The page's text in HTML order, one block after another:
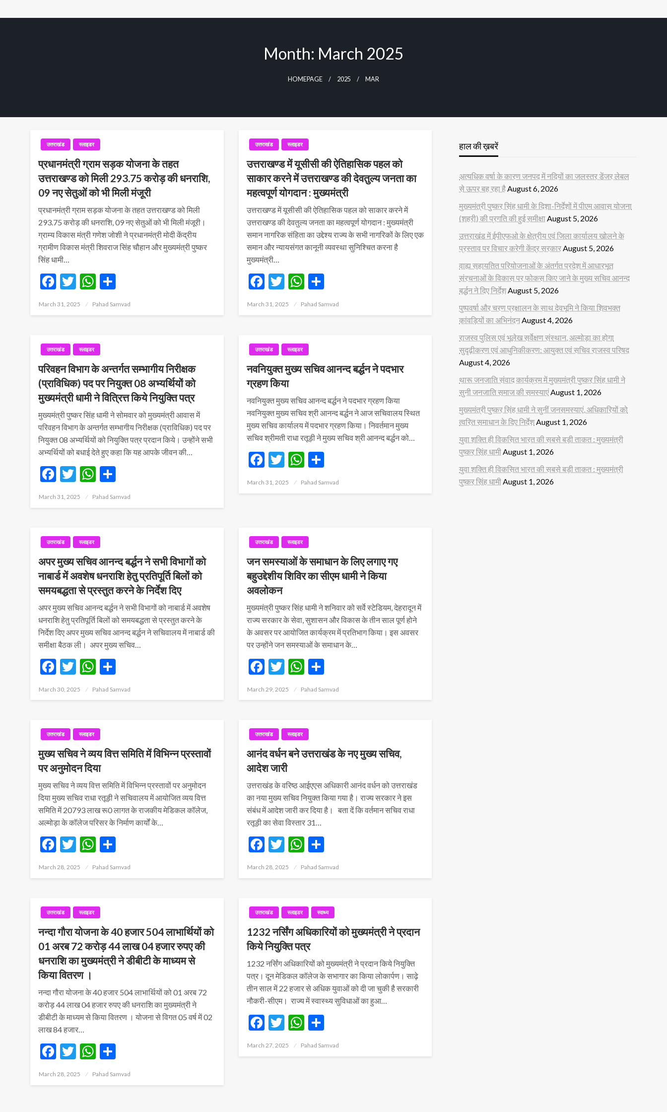
Month: March 2025
HOMEPAGE 2025 MAR
उत्तराखंड स्लाइडर
प्रधानमंत्री ग्राम सड़क योजना के तहत
उत्तराखण्ड को मिली 293.75 करोड़ की धनराशि,
09 नए सेतुओं को भी मिली मंजूरी
प्रधानमंत्री ग्राम सड़क योजना के तहत उत्तराखण्ड को मिली
293.75 करोड़ की धनराशि, 09 नए सेतुओं को भी मिली मंजूरी।
ग्राम्य विकास मंत्री गणेश जोशी ने प्रधानमंत्री मोदी केंद्रीय
ग्रामीण विकास मंत्री शिवराज सिंह चौहान और मुख्यमंत्री पुष्कर
सिंह धामी…
Facebook
TwitterWhatsApp
Posted
March 31, 2025 Pahad Samvad
उत्तराखंड स्लाइडर
उत्तराखण्ड में यूसीसी की ऐतिहासिक पहल को
साकार करने में उत्तराखण्ड की देवतुल्य जनता का
महत्वपूर्ण योगदान : मुख्यमंत्री
उत्तराखण्ड में यूसीसी की ऐतिहासिक पहल को साकार करने में
उत्तराखण्ड की देवतुल्य जनता का महत्वपूर्ण योगदान : मुख्यमंत्री
समान नागरिक संहिता का उद्देश्य राज्य के सभी नागरिकों के लिए एक
समान और न्यायसंगत कानूनी व्यवस्था सुनिश्चित करना है
मुख्यमंत्री…
Facebook
Twitter
WhatsApp
Share
Posted
March 31, 2025 Pahad Samvad
उत्तराखंड स्लाइडर
परिवहन विभाग के अन्तर्गत सम्भागीय निरीक्षक
(प्राविधिक) पद पर नियुक्त 08 अभ्यर्थियों को
मुख्यमंत्री धामी ने वित्रित्त किये नियुक्ति पत्र
मुख्यमंत्री पुष्कर सिंह धामी ने सोमवार को मुख्यमंत्री आवास में
परिवहन विभाग के अन्तर्गत सम्भागीय निरीक्षक (प्राविधिक) पद पर
नियुक्त 08 अभ्यर्थियों को नियुक्ति पत्र प्रदान किये। उन्होंने सभी
अभ्यर्थियों को बधाई देते हुए कहा कि यह आपके जीवन की…
Facebook
TwitterWhatsApp
Posted
March 31, 2025 Pahad Samvad
उत्तराखंड स्लाइडर
नवनियुक्त मुख्य सचिव आनन्द बर्द्धन ने पदभार
ग्रहण किया
नवनियुक्त मुख्य सचिव आनन्द बर्द्धन ने पदभार ग्रहण किया
नवनियुक्त मुख्य सचिव श्री आनन्द बर्द्धन ने आज सचिवालय स्थित
मुख्य सचिव कार्यालय में पदभार ग्रहण किया। निवर्तमान मुख्य
सचिव श्रीमती राधा रतूड़ी ने मुख्य सचिव श्री आनन्द बर्द्धन को…
Facebook
Twitter
WhatsApp
Share
Posted
March 31, 2025 Pahad Samvad
उत्तराखंड स्लाइडर
अपर मुख्य सचिव आनन्द बर्द्धन ने सभी विभागों को
नाबार्ड में अवशेष धनराशि हेतु प्रतिपूर्ति बिलों को
समयबद्धता से प्रस्तुत करने के निर्देश दिए
अपर मुख्य सचिव आनन्द बर्द्धन ने सभी विभागों को नाबार्ड में अवशेष
धनराशि हेतु प्रतिपूर्ति बिलों को समयबद्धता से प्रस्तुत करने के
निर्देश दिए अपर मुख्य सचिव आनन्द बर्द्धन ने सचिवालय में नाबार्ड की
समीक्षा बैठक ली। अपर मुख्य सचिव…
Facebook
TwitterWhatsApp
Posted
March 30, 2025 Pahad Samvad
उत्तराखंड स्लाइडर
जन समस्याओं के समाधान के लिए लगाए गए
बहुउद्देशीय शिविर का सीएम धामी ने किया
अवलोकन
मुख्यमंत्री पुष्कर सिंह धामी ने शनिवार को सर्वे स्टेडियम, देहरादून में
राज्य सरकार के सेवा, सुशासन और विकास के तीन साल पूर्ण होने
के अवसर पर आयोजित कार्यक्रम में प्रतिभाग किया। इस अवसर
पर उन्होंने जन समस्याओं के समाधान के…
Facebook
Twitter
WhatsApp
Share
Posted
March 29, 2025 Pahad Samvad
उत्तराखंड स्लाइडर
मुख्य सचिव ने व्यय वित्त समिति में विभिन्न प्रस्तावों
पर अनुमोदन दिया
मुख्य सचिव ने व्यय वित्त समिति में विभिन्न प्रस्तावों पर अनुमोदन
दिया मुख्य सचिव राधा रतूड़ी ने सचिवालय में आयोजित व्यय वित्त
समिति में 20793 लाख रू0 लागत के राजकीय मेडिकल कॉलेज,
अल्मोड़ा के कॉलेज परिसर के निर्माण कार्यों के…
Facebook
TwitterWhatsApp
Posted
March 28, 2025 Pahad Samvad
उत्तराखंड स्लाइडर
आनंद वर्धन बने उत्तराखंड के नए मुख्य सचिव,
आदेश जारी
उत्तराखंड के वरिष्ठ आईएएस अधिकारी आनंद वर्धन को उत्तराखंड
का नया मुख्य सचिव नियुक्त किया गया है। राज्य सरकार ने इस
संबंध में आदेश जारी कर दिया है। बता दें कि वर्तमान सचिव राधा
रतूड़ी का सेवा विस्तार 31…
Facebook
Twitter
WhatsApp
Share
Posted
March 28, 2025 Pahad Samvad
उत्तराखंड स्लाइडर
नन्दा गौरा योजना के 40 हजार 504 लाभार्थियों को
01 अरब 72 करोड़ 44 लाख 04 हजार रुपए की
धनराशि का मुख्यमंत्री ने डीबीटी के माध्यम से
किया वितरण ।
नन्दा गौरा योजना के 40 हजार 504 लाभार्थियों को 01 अरब 72
करोड़ 44 लाख 04 हजार रुपए की धनराशि का मुख्यमंत्री ने
डीबीटी के माध्यम से किया वितरण । योजना से विगत 05 वर्ष में 02
लाख 84 हजार…
Facebook
TwitterWhatsApp
Posted
March 28, 2025 Pahad Samvad
उत्तराखंड स्लाइडर स्वाथ्य
1232 नर्सिंग अधिकारियों को मुख्यमंत्री ने प्रदान
किये नियुक्ति पत्र
1232 नर्सिंग अधिकारियों को मुख्यमंत्री ने प्रदान किये नियुक्ति
पत्र। दून मेडिकल कॉलेज के सभागार का किया लोकार्पण। साढ़े
तीन साल में 22 हजार से अधिक युवाओं को दी जा चुकी है सरकारी
नौकरी-सीएम। राज्य में स्वास्थ्य सुविधाओं का हुआ…
Facebook
Twitter
WhatsApp
Share
Posted
March 27, 2025 Pahad Samvad
हाल की ख़बरें
अत्यधिक वर्षा के कारण जनपद में नदियों का जलस्तर डेंजर लेबल
से ऊपर बह रहा हैAugust 6, 2026
मुख्यमंत्री पुष्कर सिंह धामी के दिशा-निर्देशों में पीएम आवास योजना
(शहरी) की प्रगति की हुई समीक्षाAugust 5, 2026
उत्तराखंड में ईपीएफओ के क्षेत्रीय एवं जिला कार्यालय खोलने के
प्रस्ताव पर विचार करेगी केंद्र सरकारAugust 5, 2026
वाह्य सहायतित परियोजनाओं के अंतर्गत प्रदेश में आधारभूत
संरचनाओं के विकास पर फोकस किए जाने के मुख्य सचिव आनन्द
बर्द्धन ने दिए निर्देशAugust 5, 2026
पुष्पवर्षा और चरण प्रक्षालन के साथ देवभूमि ने किया शिवभक्त
कांवड़ियों का अभिनंदनAugust 4, 2026
राजस्व पुलिस एवं भूलेख सर्वेक्षण संस्थान, अल्मोड़ा का होगा
सुदृढ़ीकरण एवं आधुनिकीकरण: आयुक्त एवं सचिव राजस्व परिषद
August 4, 2026
थारू जनजाति संवाद कार्यक्रम में मुख्यमंत्री पुष्कर सिंह धामी ने
सुनी जनजाति समाज की समस्याएंAugust 1, 2026
मुख्यमंत्री पुष्कर सिंह धामी ने सुनीं जनसमस्याएं, अधिकारियों को
त्वरित समाधान के दिए निर्देशAugust 1, 2026
युवा शक्ति ही विकसित भारत की सबसे बड़ी ताकत : मुख्यमंत्री
पुष्कर सिंह धामीAugust 1, 2026
युवा शक्ति ही विकसित भारत की सबसे बड़ी ताकत : मुख्यमंत्री
पुष्कर सिंह धामीAugust 1, 2026